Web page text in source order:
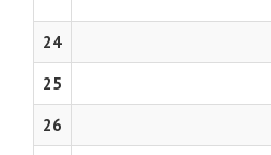
24
25
26